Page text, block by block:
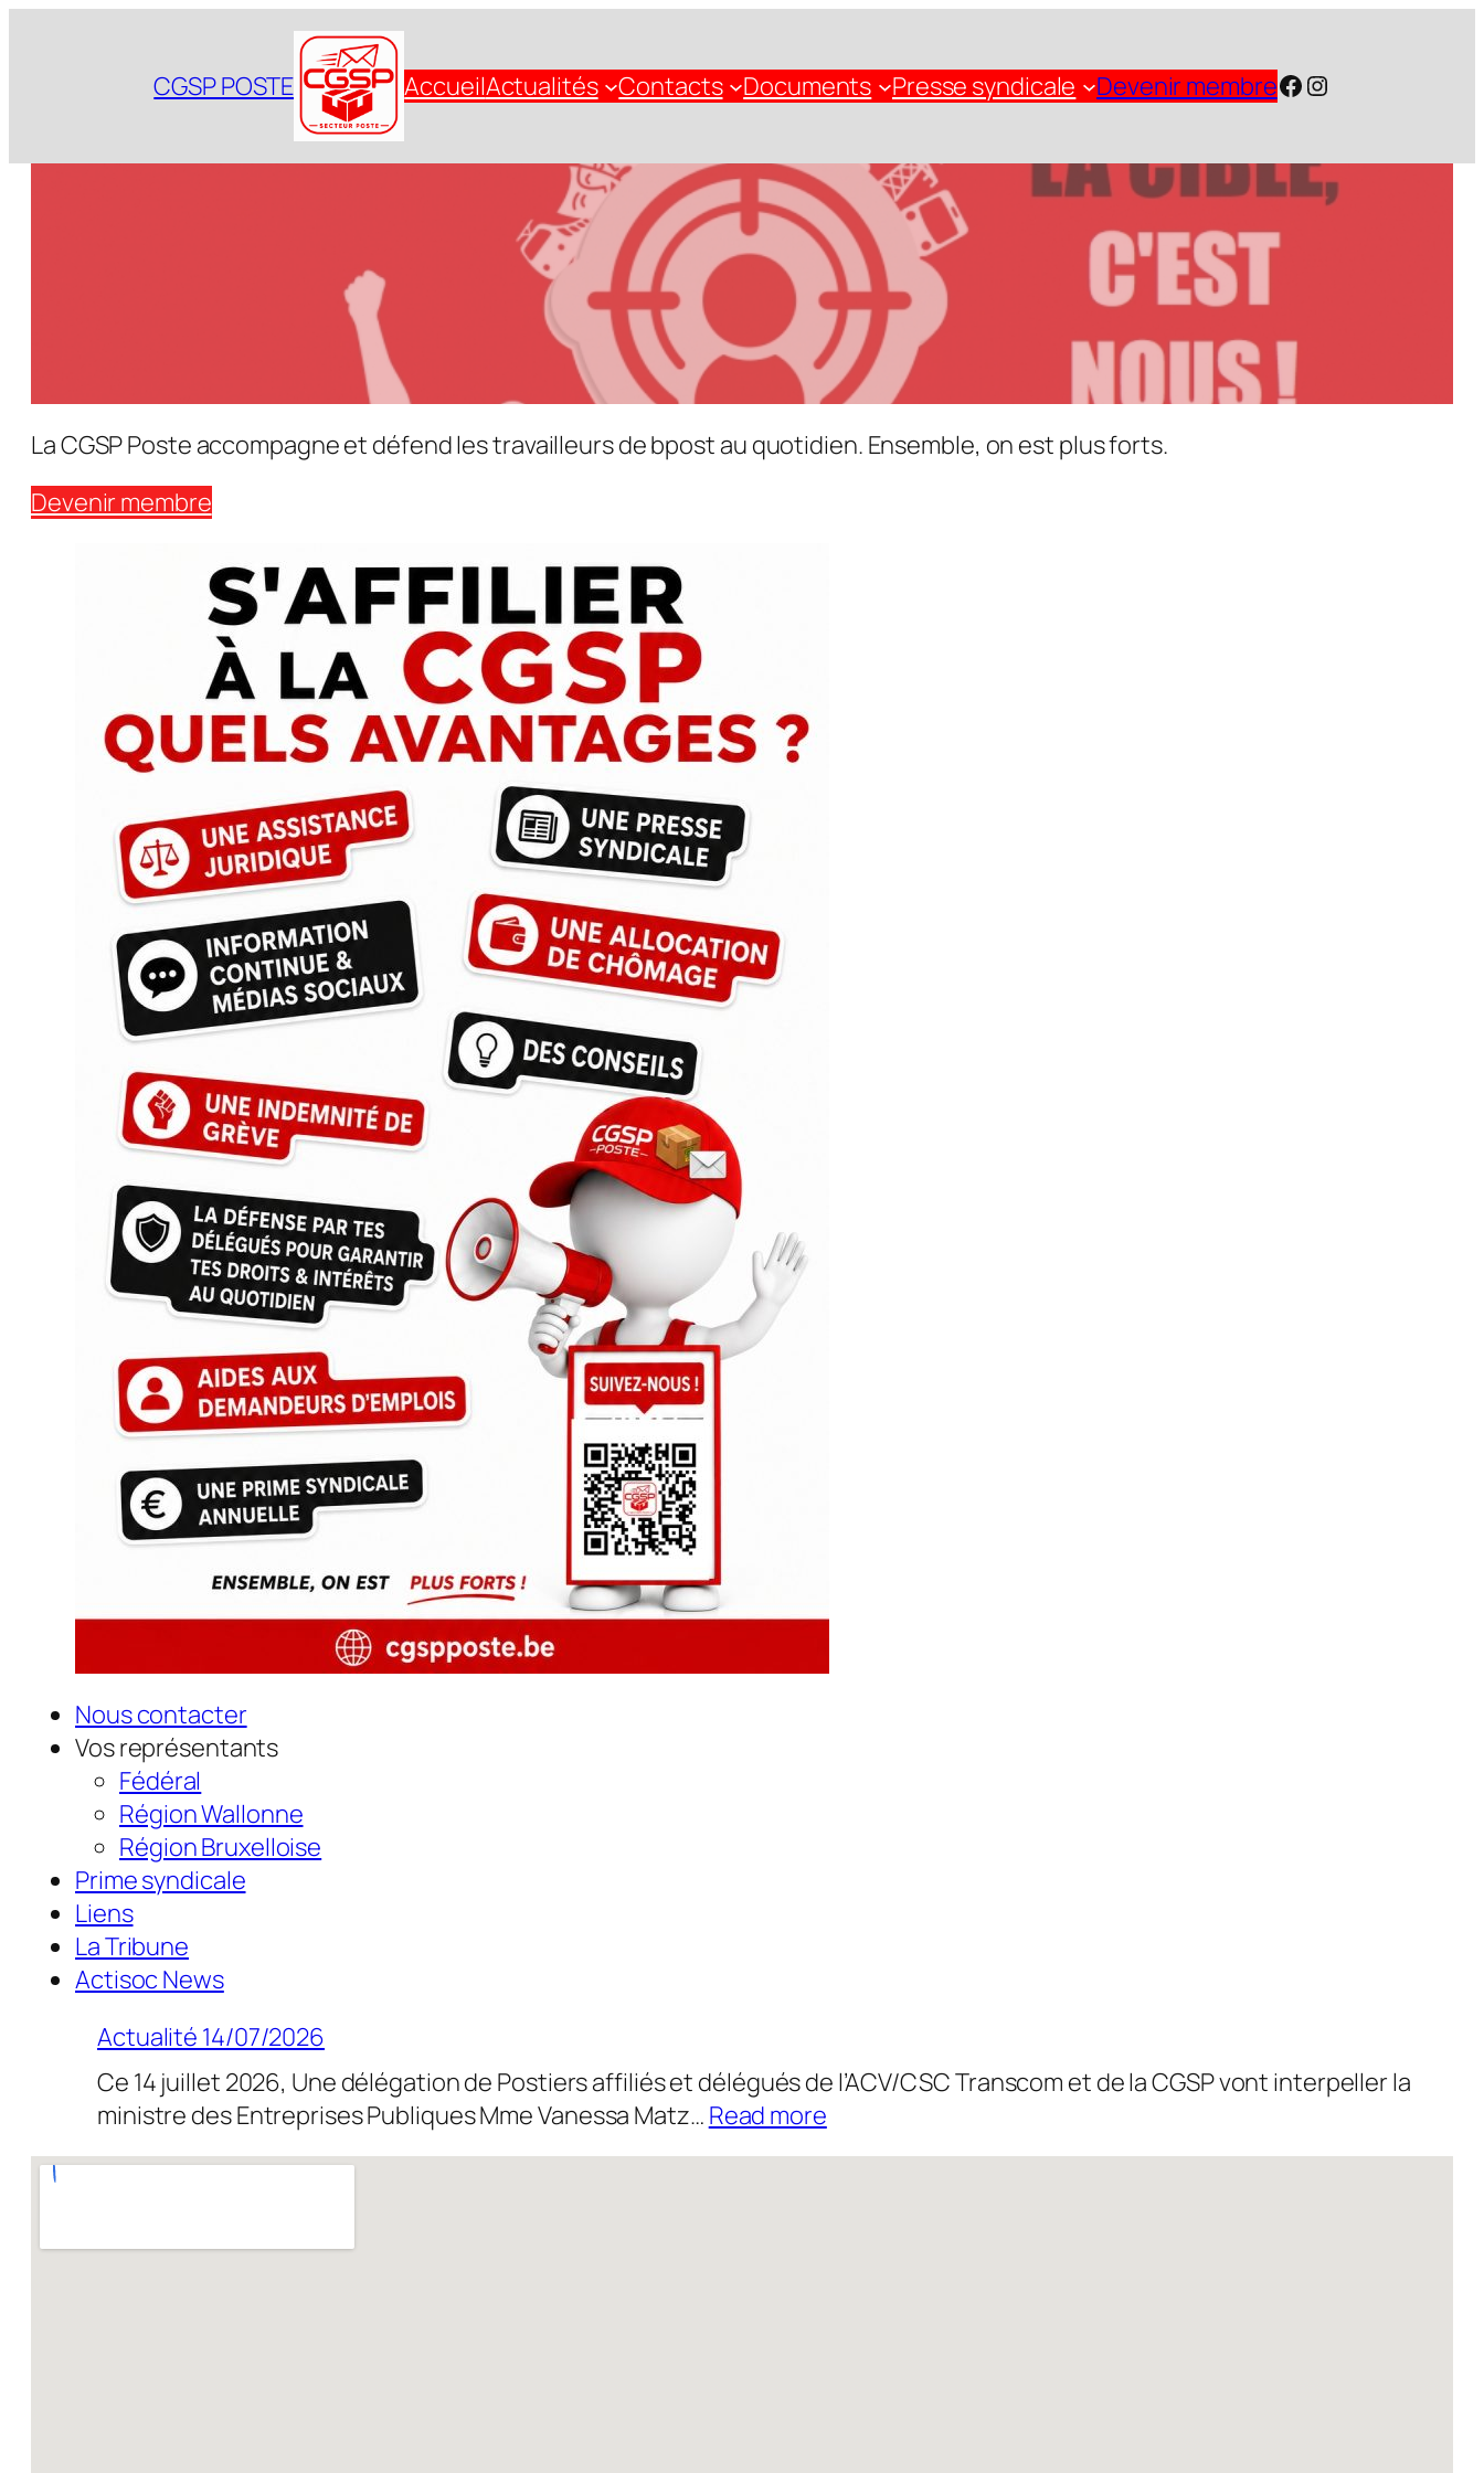
CGSP POSTE AccueilActualités Contacts Documents Presse syndicale Devenir membreFacebook
Instagram
La CGSP Poste accompagne et défend les travailleurs de bpost au quotidien. Ensemble, on est plus forts.
Devenir membre
Nous contacter
Vos représentants
Fédéral
Région Wallonne
Région Bruxelloise
Prime syndicale
Liens
La Tribune
Actisoc News
Actualité 14/07/2026
Ce 14 juillet 2026, Une délégation de Postiers affiliés et délégués de l’ACV/CSC Transcom et de la CGSP vont interpeller la
ministre des Entreprises Publiques Mme Vanessa Matz… Read more:
Actualité